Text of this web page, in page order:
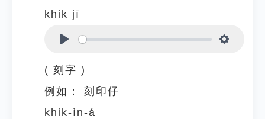
khik jī
( 刻字 )
例如：
刻印仔
khik-ìn-á